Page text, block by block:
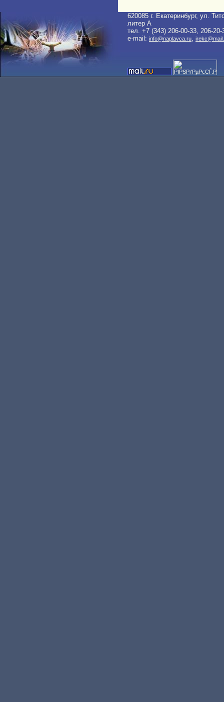
620085 г. Екатеринбург, ул.
литер A
тел. +7 (343) 206-00-33, 206-20-
e-mail: info@naplavca.ru,